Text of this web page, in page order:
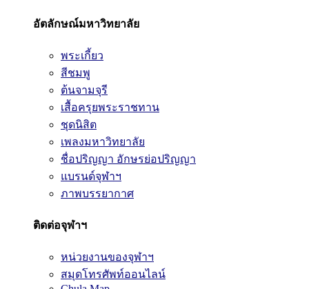
อัตลักษณ์มหาวิทยาลัย
พระเกี้ยว
สีชมพู
ต้นจามจุรี
เสื้อครุยพระราชทาน
ชุดนิสิต
เพลงมหาวิทยาลัย
ชื่อปริญญา อักษรย่อปริญญา
แบรนด์จุฬาฯ
ภาพบรรยากาศ
ติดต่อจุฬาฯ
หน่วยงานของจุฬาฯ
สมุดโทรศัพท์ออนไลน์